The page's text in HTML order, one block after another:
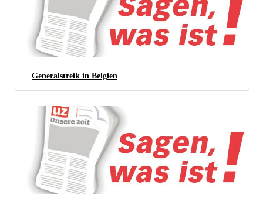
Generalstreik in Belgien